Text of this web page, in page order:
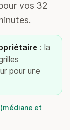
vos 32
: la
pour une
et